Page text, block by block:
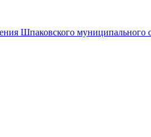
Шпаковского муниципального